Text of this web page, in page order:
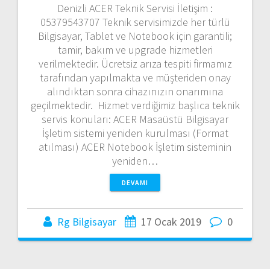
Denizli ACER Teknik Servisi İletişim :
05379543707 Teknik servisimizde her türlü
Bilgisayar, Tablet ve Notebook için garantili;
tamir, bakım ve upgrade hizmetleri
verilmektedir. Ücretsiz arıza tespiti firmamız
tarafından yapılmakta ve müşteriden onay
alındıktan sonra cihazınızın onarımına
geçilmektedir. Hizmet verdiğimiz başlıca teknik
servis konuları: ACER Masaüstü Bilgisayar
İşletim sistemi yeniden kurulması (Format
atılması) ACER Notebook İşletim sisteminin
yeniden…
DEVAMI
Rg Bilgisayar 17 Ocak 2019 0